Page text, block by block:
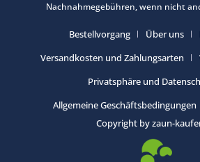
Nachnahmegebühren, wenn nicht
Bestellvorgang Über uns
Versandkosten und Zahlungsarten
Privatsphäre und
Allgemeine Geschäftsbedingungen
Copyright by zaun-